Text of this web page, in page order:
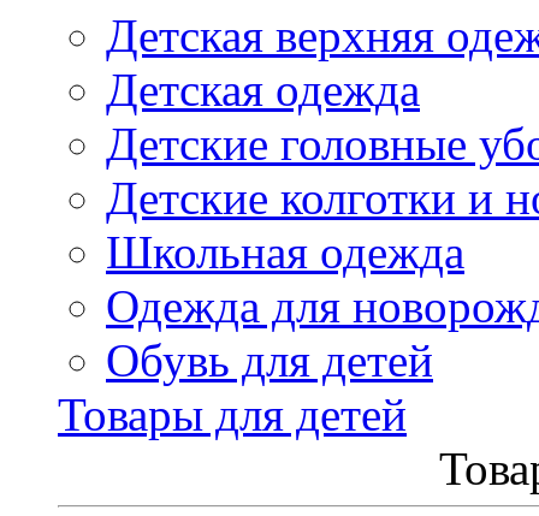
Детская верхняя
Детская одежда
Детские головные
Детские колготки и
Школьная одежда
Одежда для
Обувь для детей
Товары для детей